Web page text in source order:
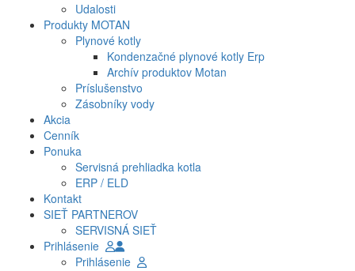
Udalosti
Produkty MOTAN
Plynové kotly
Kondenzačné plynové kotly Erp
Archív produktov Motan
Príslušenstvo
Zásobníky vody
Akcia
Cenník
Ponuka
Servisná prehliadka kotla
ERP / ELD
Kontakt
SIEŤ PARTNEROV
SERVISNÁ SIEŤ
Prihlásenie
Prihlásenie